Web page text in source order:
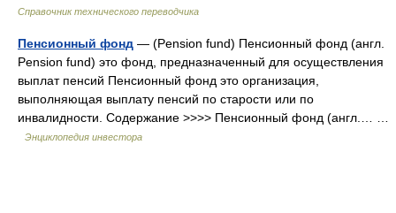
Справочник технического переводчика
Пенсионный фонд — (Pension fund) Пенсионный фонд (англ.
Pension fund) это фонд, предназначенный для осуществления
выплат пенсий Пенсионный фонд это организация,
выполняющая выплату пенсий по старости или по
инвалидности. Содержание >>>> Пенсионный фонд (англ.… …
Энциклопедия инвестора